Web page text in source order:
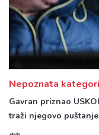
Nepoznata
Gavran priznao
traži njegovo